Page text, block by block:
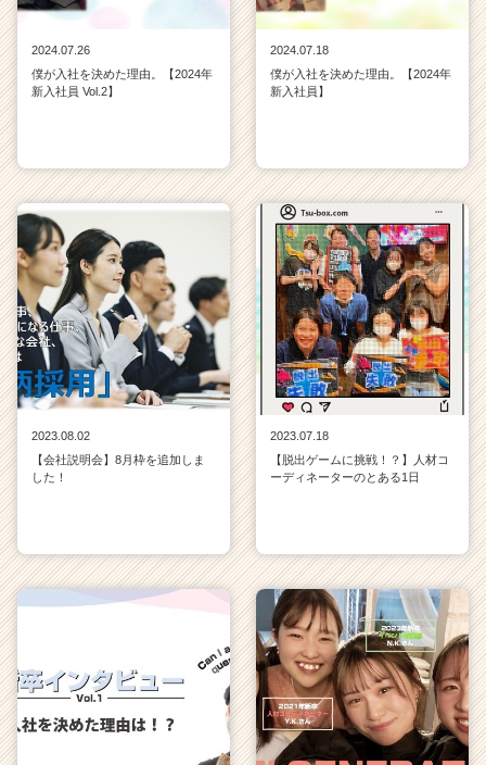
2024.07.26
僕が入社を決めた理由。【2024年
新入社員 Vol.2】
2024.07.18
僕が入社を決めた理由。【2024年
新入社員】
2023.08.02
【会社説明会】8月枠を追加しま
した！
2023.07.18
【脱出ゲームに挑戦！？】人材コ
ーディネーターのとある1日